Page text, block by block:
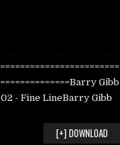
Gibb
- Fine LineBarry Gibb
[+] DOWNLOAD